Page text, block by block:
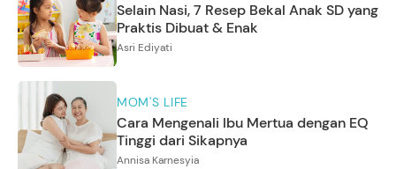
Selain Nasi, 7 Resep Bekal Anak SD yang
Praktis Dibuat & Enak
Asri Ediyati
MOM'S LIFE
Cara Mengenali Ibu Mertua dengan EQ
Tinggi dari Sikapnya
Annisa Karnesyia